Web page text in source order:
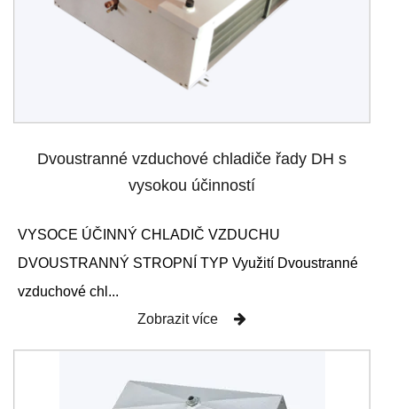
Dvoustranné vzduchové chladiče řady DH s
vysokou účinností
VYSOCE ÚČINNÝ CHLADIČ VZDUCHU
DVOUSTRANNÝ STROPNÍ TYP Využití Dvoustranné
vzduchové chl...
Zobrazit více